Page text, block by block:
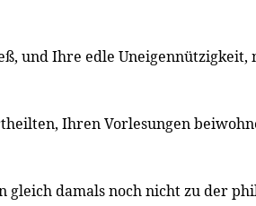
und Ihre edle
Ihren Vorlesungen
gleich damals noch nicht zu der